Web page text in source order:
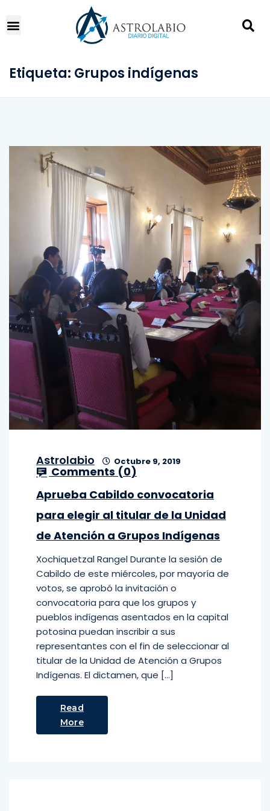
Etiqueta: Grupos indígenas
Astrolabio Octubre 9, 2019
Comments (0)
Aprueba Cabildo convocatoria
para elegir al titular de la Unidad
de Atención a Grupos Indígenas
Xochiquetzal Rangel Durante la sesión de
Cabildo de este miércoles, por mayoría de
votos, se aprobó la invitación o
convocatoria para que los grupos y
pueblos indígenas asentados en la capital
potosina puedan inscribir a sus
representantes con el fin de seleccionar al
titular de la Unidad de Atención a Grupos
Indígenas. El dictamen, que […]
Read
More